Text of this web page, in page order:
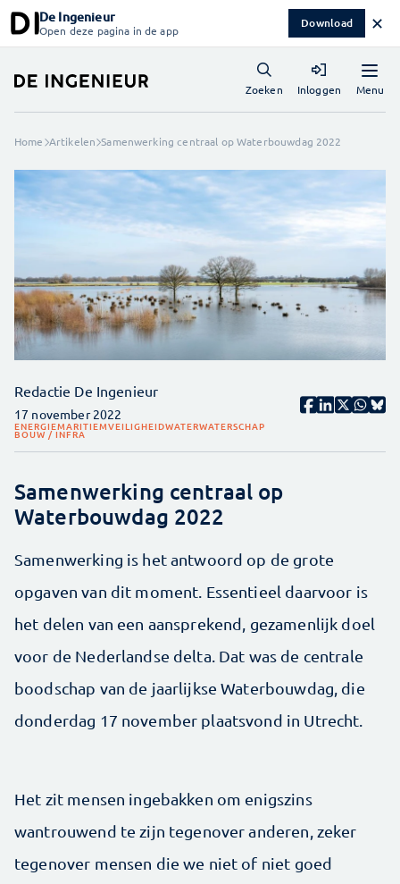
De Ingenieur
Open deze pagina in de app Download ✕
Menu
Zoeken Inloggen
Home Artikelen Samenwerking centraal op Waterbouwdag 2022
Redactie De Ingenieur
17 november 2022
ENERGIEMARITIEMVEILIGHEIDWATERWATERSCHAP
BOUW / INFRA
Samenwerking centraal op
Waterbouwdag 2022
Samenwerking is het antwoord op de grote
opgaven van dit moment. Essentieel daarvoor is
het delen van een aansprekend, gezamenlijk doel
voor de Nederlandse delta. Dat was de centrale
boodschap van de jaarlijkse Waterbouwdag, die
donderdag 17 november plaatsvond in Utrecht.
Het zit mensen ingebakken om enigszins
wantrouwend te zijn tegenover anderen, zeker
tegenover mensen die we niet of niet goed